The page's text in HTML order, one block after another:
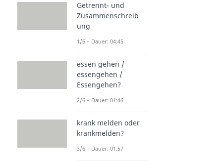
Getrennt- und
Zusammenschreib
ung
1/6 – Dauer: 04:45
essen gehen /
essengehen /
Essengehen?
2/6 – Dauer: 01:46
krank melden oder
krankmelden?
3/6 – Dauer: 01:57